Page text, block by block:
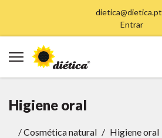
dietica@dietica.pt
Entrar
Higiene oral
/Cosmética natural
Higiene oral